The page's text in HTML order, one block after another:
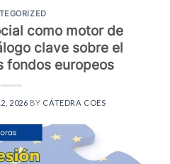
como motor de
clave sobre el
fondos europeos
2026 BY CÁTEDRA COES